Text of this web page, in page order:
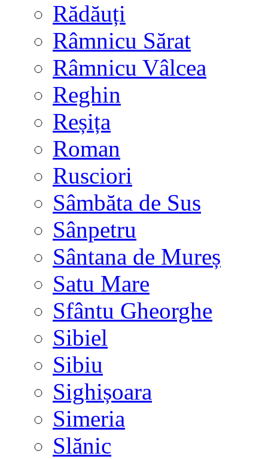
Rădăuți
Râmnicu Sărat
Râmnicu Vâlcea
Reghin
Reșița
Roman
Rusciori
Sâmbăta de Sus
Sânpetru
Sântana de Mureș
Satu Mare
Sfântu Gheorghe
Sibiel
Sibiu
Sighișoara
Simeria
Slănic